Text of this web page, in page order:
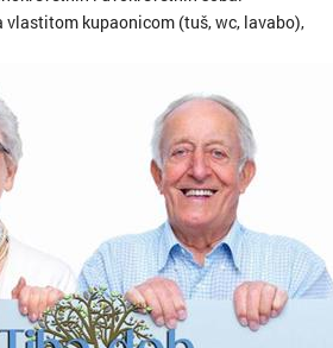
vlastitom kupaonicom (tuš, wc, lavabo),